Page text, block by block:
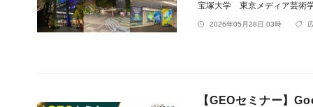
宝塚大学 東京メディア芸術
2026年05月28日 03時
【GEOセミナー】